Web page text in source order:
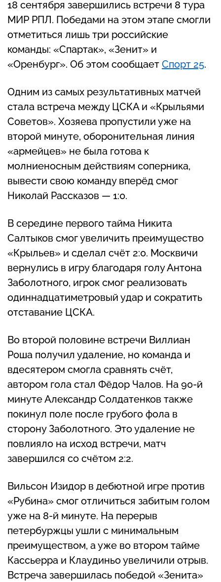
18 сентября завершились встречи 8 тура
МИР РПЛ. Победами на этом этапе смогли
отметиться лишь три российские
команды: «Спартак», «Зенит» и
«Оренбург». Об этом сообщает Спорт 25.
Одним из самых результативных матчей
стала встреча между ЦСКА и «Крыльями
Советов». Хозяева пропустили уже на
второй минуте, оборонительная линия
«армейцев» не была готова к
молниеносным действиям соперника,
вывести свою команду вперёд смог
Николай Рассказов — 1:0.
В середине первого тайма Никита
Салтыков смог увеличить преимущество
«Крыльев» и сделал счёт 2:0. Москвичи
вернулись в игру благодаря голу Антона
Заболотного, игрок смог реализовать
одиннадцатиметровый удар и сократить
отставание ЦСКА.
Во второй половине встречи Виллиан
Роша получил удаление, но команда и
вдесятером смогла сравнять счёт,
автором гола стал Фёдор Чалов. На 90-й
минуте Александр Солдатенков также
покинул поле после грубого фола в
сторону Заболотного. Это удаление не
повлияло на исход встречи, матч
завершился со счётом 2:2.
Вильсон Изидор в дебютной игре против
«Рубина» смог отличиться забитым голом
уже на 8-й минуте. На перерыв
петербуржцы ушли с минимальным
преимуществом, а уже во втором тайме
Кассьерра и Клаудиньо увеличили отрыв.
Встреча завершилась победой «Зенита»